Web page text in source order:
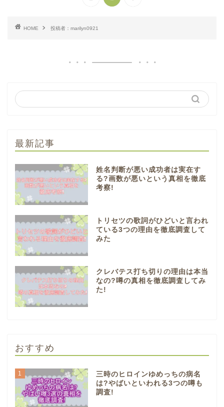
HOME 投稿者：marilyn0921
最新記事
姓名判断が悪い成功者は実在す
る?画数が悪いという真相を徹底
考察!
トリセツの歌詞がひどいと言われ
ている3つの理由を徹底調査して
みた
クレバテス打ち切りの理由は本当
なの?噂の真相を徹底調査してみ
た!
おすすめ
1
三時のヒロインゆめっちの病名
は?やばいといわれる3つの噂も
調査!